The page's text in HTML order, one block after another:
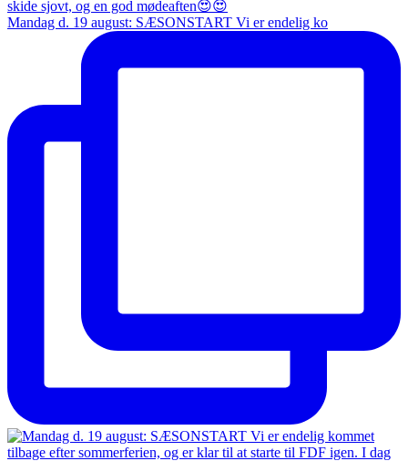
Mandag d. 19 august: SÆSONSTART Vi er endelig ko